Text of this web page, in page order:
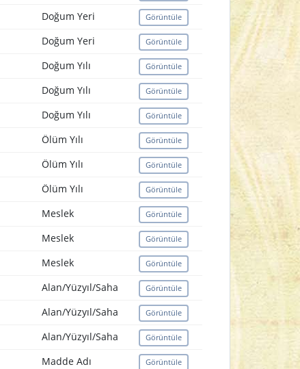
Doğum Yeri Görüntüle
Doğum Yeri Görüntüle
Doğum Yılı Görüntüle
Doğum Yılı Görüntüle
Doğum Yılı Görüntüle
Ölüm Yılı Görüntüle
Ölüm Yılı Görüntüle
Ölüm Yılı Görüntüle
Meslek Görüntüle
Meslek Görüntüle
Meslek Görüntüle
Alan/Yüzyıl/Saha Görüntüle
Alan/Yüzyıl/Saha Görüntüle
Alan/Yüzyıl/Saha Görüntüle
Madde Adı Görüntüle